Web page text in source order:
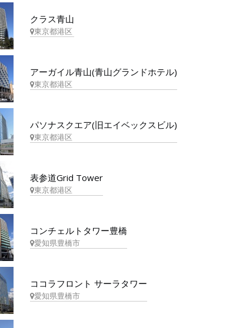
クラス青山
東京都港区
アーガイル青山(青山グランドホテル)
東京都港区
パソナスクエア(旧エイベックスビル)
東京都港区
表参道Grid Tower
東京都港区
コンチェルトタワー豊橋
愛知県豊橋市
ココラフロント サーラタワー
愛知県豊橋市